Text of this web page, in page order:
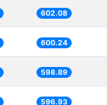
602.08
600.24
598.89
596.93